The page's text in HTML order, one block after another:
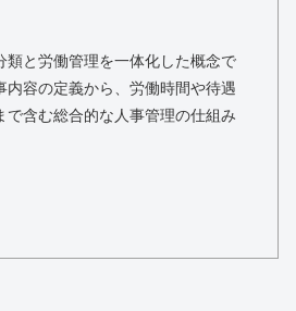
類と労働管理を一体化した概念で
内容の定義から、労働時間や待遇
で含む総合的な人事管理の仕組み